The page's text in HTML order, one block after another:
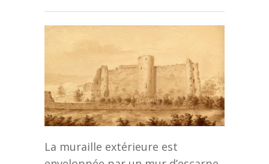
La muraille extérieure est